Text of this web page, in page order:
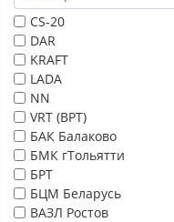
CS-20
DAR
KRAFT
LADA
NN
VRT (ВРТ)
БАК Балаково
БМК гТольятти
БРТ
БЦМ Беларусь
ВАЗЛ Ростов